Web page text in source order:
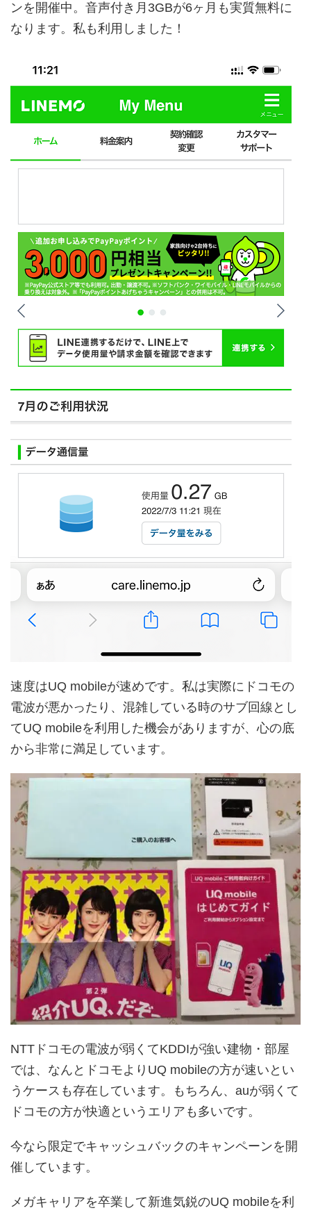
ンを開催中。音声付き月3GBが6ヶ月も実質無料に
なります。私も利用しました！
速度はUQ mobileが速めです。私は実際にドコモの
電波が悪かったり、混雑している時のサブ回線とし
てUQ mobileを利用した機会がありますが、心の底
から非常に満足しています。
NTTドコモの電波が弱くてKDDIが強い建物・部屋
では、なんとドコモよりUQ mobileの方が速いとい
うケースも存在しています。もちろん、auが弱くて
ドコモの方が快適というエリアも多いです。
今なら限定でキャッシュバックのキャンペーンを開
催しています。
メガキャリアを卒業して新進気鋭のUQ mobileを利